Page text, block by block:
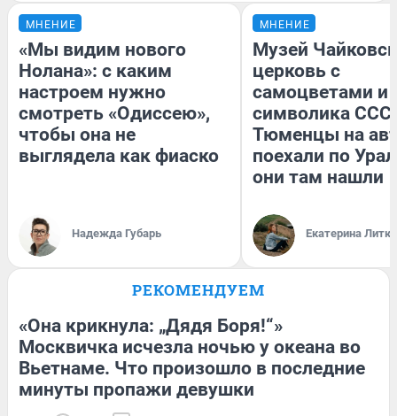
МНЕНИЕ
«Мы видим нового
Нолана»: с каким
настроем нужно
смотреть «Одиссею»,
чтобы она не
выглядела как фиаско
Надежда Губарь
МНЕНИЕ
Музей
церковь с
самоцветами и
символика
Тюменцы на
поехали по
они там нашли
Екатерина
РЕКОМЕНДУЕМ
«Она крикнула: „Дядя Боря!“»
Москвичка исчезла ночью у океана во
Вьетнаме. Что произошло в последние
минуты пропажи девушки